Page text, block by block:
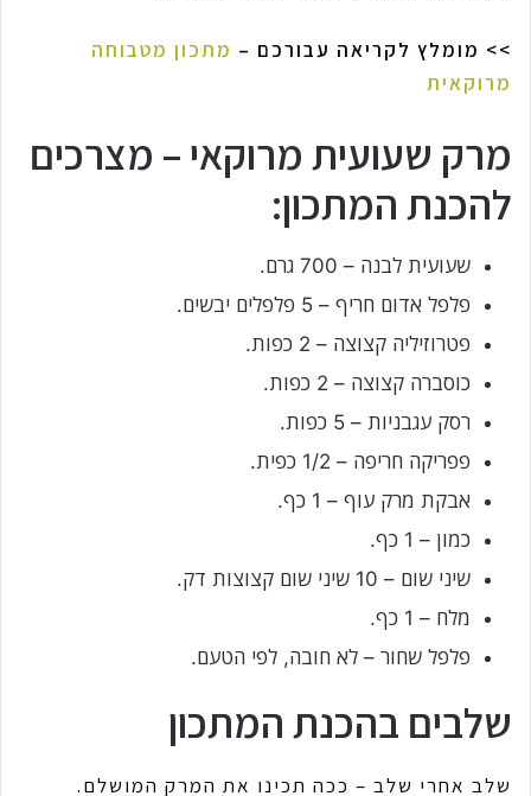
>> מומלץ לקריאה עבורכם – מתכון מטבוחה
מרוקאית
מרק שעועית מרוקאי – מצרכים
להכנת המתכון:
שעועית לבנה – 700 גרם.
פלפל אדום חריף – 5 פלפלים יבשים.
פטרוזיליה קצוצה – 2 כפות.
כוסברה קצוצה – 2 כפות.
רסק עגבניות – 5 כפות.
פפריקה חריפה – 1/2 כפית.
אבקת מרק עוף – 1 כף.
כמון – 1 כף.
שיני שום – 10 שיני שום קצוצות דק.
מלח – 1 כף.
פלפל שחור – לא חובה, לפי הטעם.
שלבים בהכנת המתכון
שלב אחרי שלב – ככה תכינו את המרק המושלם.